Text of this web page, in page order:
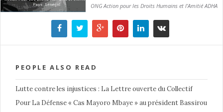
ONG Action pour les Droits Humains et l’Amitié ADHA
PEOPLE ALSO READ
Lutte contre les injustices : La Lettre ouverte du Collectif
Pour La Défense « Cas Mayoro Mbaye » au président Bassirou